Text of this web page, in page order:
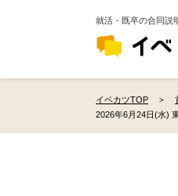
就活・既卒の合同説
イベカツTOP
2026年6月24日(水)